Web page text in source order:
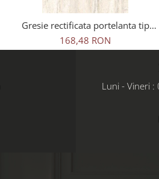
Gresie rectificata portelanta tip
travertin, Travertin Bone Sugar
25621011, 60x120 cm, bej, finisaj
168,48 RON
Luni - Vineri :